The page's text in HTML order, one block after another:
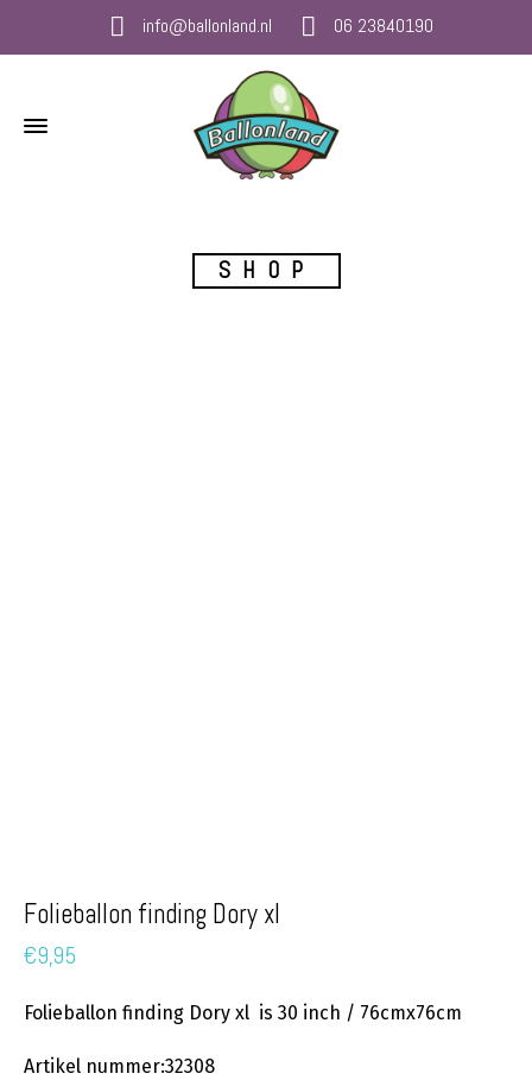
info@ballonland.nl 06 23840190
SHOP
Folieballon finding Dory xl
€9,95
Folieballon finding Dory xl is 30 inch / 76cmx76cm
Artikel nummer:32308